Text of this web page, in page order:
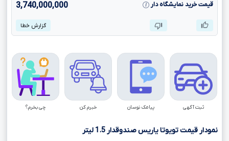
قیمت خرید نمایشگاه دار
3,740,000,000
گزارش خطا
ثبت آگهی پیامک نوسان خبرم کن چی بخرم؟
نمودار قیمت تویوتا یاریس صندوقدار 1.5 لیتر